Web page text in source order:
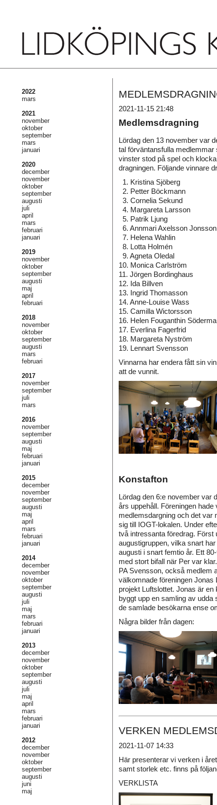
2022
mars
2021
november
oktober
september
mars
januari
2020
december
november
oktober
september
augusti
juli
april
mars
februari
januari
2019
november
oktober
september
augusti
maj
april
februari
2018
november
oktober
september
augusti
mars
februari
2017
november
september
juli
mars
2016
november
september
augusti
maj
februari
januari
2015
december
november
september
augusti
maj
april
mars
februari
januari
2014
december
november
oktober
september
augusti
juli
maj
mars
februari
januari
2013
december
november
oktober
september
augusti
juli
maj
april
mars
februari
januari
2012
december
november
oktober
september
augusti
juni
maj
2021-11-15 21:48
Medlemsdragning
Lördag den 13 november var
tal förväntansfulla
vinster stod på spel och
dragningen. Följande vinnare
1. Kristina Sjöberg
2. Petter Böckmann
3. Cornelia Sekund
4. Margareta Larsson
5. Patrik Ljung
6. Annmari Axelsson Jonsson
7. Helena Wahlin
8. Lotta Holmén
9. Agneta Oledal
10. Monica Carlström
11. Jörgen Bordinghaus
12. Ida Billven
13. Ingrid Thomasson
14. Anne-Louise Wass
15. Camilla Wictorsson
16. Helen Fouganthin
17. Everlina Fagerfrid
18. Margareta Nyström
19. Lennart Svensson
Vinnarna har endera fått sin
att de vunnit.
Konstafton
Lördag den 6:e november var
års uppehåll. Föreningen
medlemsdargning och det var
sig till IOGT-lokalen. Under
två intressanta föredrag.
augustigruppen, vilka snart
augusti i snart femtio år. Ett
med stort bifall när Per var
PA Svensson, också medlem
välkomnade föreningen
projekt Luftslottet. Jonas är
byggt upp en samling av
de samlade besökarna ense
Några bilder från dagen:
VERKEN
2021-11-07 14:33
Här presenterar vi verken i
samt storlek etc. finns på
VERKLISTA